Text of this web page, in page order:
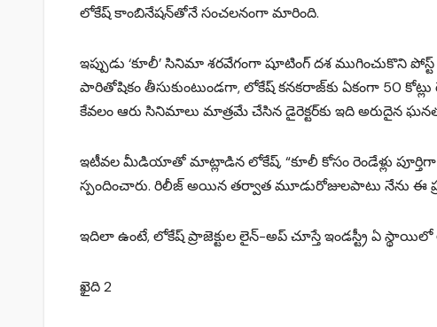
లోకేష్ కాంబినేషన్‌తోనే సంచలనంగా మారింది.
ఇప్పుడు ‘కూలీ’ సినిమా శరవేగంగా షూటింగ్ దశ ముగించుకొని
పారితోషికం తీసుకుంటుండగా, లోకేష్ కనకరాజ్‌కు ఏకంగా 50 కోట్లు
కేవలం ఆరు సినిమాలు మాత్రమే చేసిన డైరెక్టర్‌కు ఇది అరుదైన
ఇటీవల మీడియాతో మాట్లాడిన లోకేష్, “కూలీ కోసం రెండేళ్లు
స్పందించారు. రిలీజ్ అయిన తర్వాత మూడురోజులపాటు నేను ఈ
ఇదిలా ఉంటే, లోకేష్ ప్రాజెక్టుల లైన్-అప్ చూస్తే ఇండస్ట్రీ ఏ
ఖైది 2